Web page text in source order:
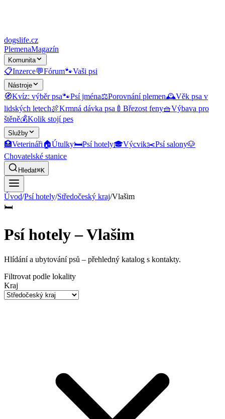
dogslife.cz
PlemenaMagazín
Komunita
📋Inzerce💬Fórum🐾Vaši psi
Nástroje
🧭Kvíz: výběr psa🐾Psí jména⚖️Porovnání plemen🕰️Věk psa v
lidských letech🍖Krmná dávka psa 🍼 Březost feny🧺Výbava pro
štěně💰Kolik stojí pes
Služby
🏥Veterináři🏠Útulky🛏️Psí hotely🎓Výcvik✂️Psí salony🐶
Chovatelské stanice
Hledat⌘K
Úvod/Psí hotely/Středočeský kraj/Vlašim
🛏️
Psí hotely – Vlašim
Hlídání a ubytování psů – přehledný katalog s kontakty.
Filtrovat podle lokality
Kraj